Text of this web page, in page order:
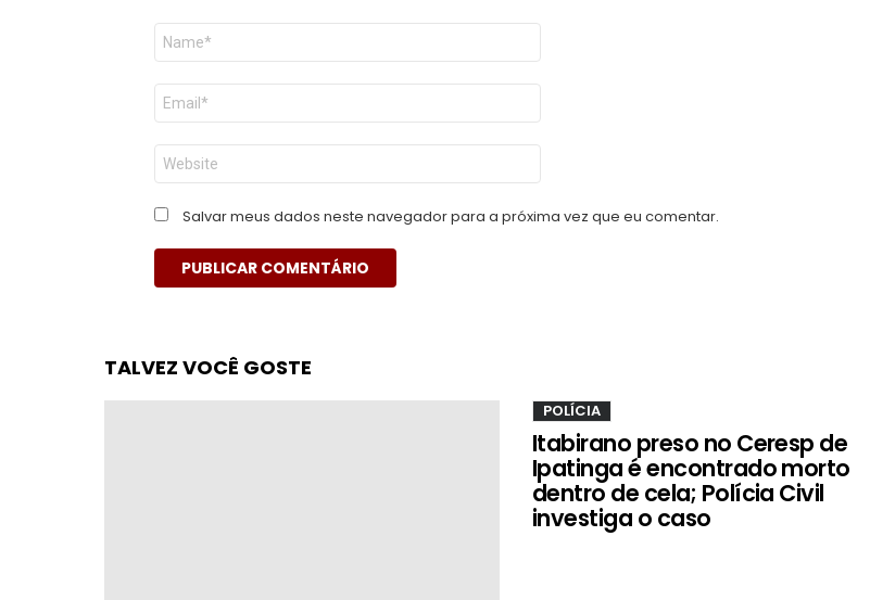
Nome
E-
mail
*
Site
Salvar meus dados neste navegador para a próxima vez que eu comentar.
TALVEZ VOCÊ GOSTE
POLÍCIA
Itabirano preso no Ceresp de
Ipatinga é encontrado morto
dentro de cela; Polícia Civil
investiga o caso